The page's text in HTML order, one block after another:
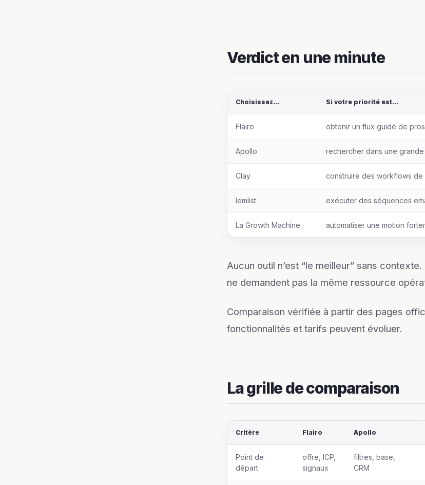
Verdict en une minute
Choisissez… Si votre priorité est…
Flairo obtenir un flux guidé de
Apollo rechercher dans une
Clay construire des workflows de
lemlist exécuter des séquences
La Growth Machine automatiser une motion
Aucun outil n’est “le meilleur” sans
ne demandent pas la même ressource
Comparaison vérifiée à partir des pages
fonctionnalités et tarifs peuvent évoluer.
La grille de comparaison
Critère Flairo Apollo
Point de
départ
offre, ICP,
signaux
filtres, base,
CRM